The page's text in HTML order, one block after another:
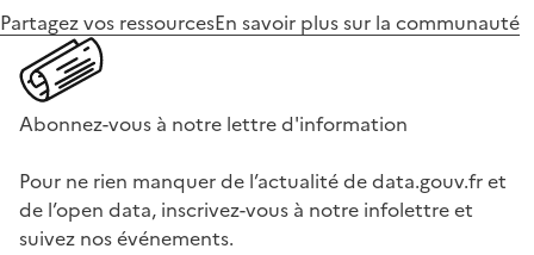
Partagez vos ressourcesEn savoir plus sur la communauté
Abonnez-vous à notre lettre d'information
Pour ne rien manquer de l’actualité de data.gouv.fr et
de l’open data, inscrivez-vous à notre infolettre et
suivez nos événements.